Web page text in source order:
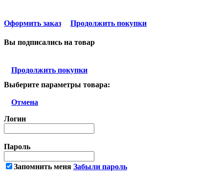
Оформить заказ Продолжить покупки
Вы подписались на товар
Продолжить покупки
Выберите параметры товара:
Отмена
Логин
Пароль
Запомнить меня Забыли пароль